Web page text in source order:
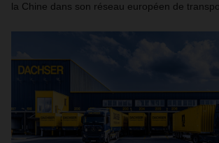
la Chine dans son réseau européen de